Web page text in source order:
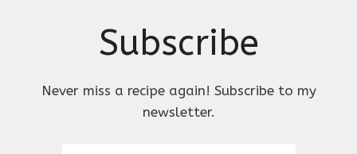
Subscribe
Never miss a recipe again! Subscribe to my
newsletter.